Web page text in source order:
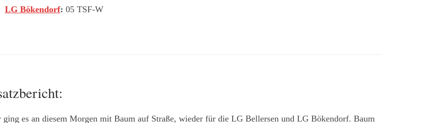
LG Bökendorf: 05 TSF-W
ging es an diesem Morgen mit Baum auf Straße, wieder für die LG Bellersen und LG Bökendorf. Baum